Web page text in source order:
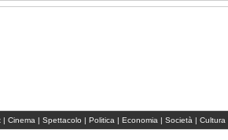
| Cinema | Spettacolo | Politica | Economia | Società | Cultura